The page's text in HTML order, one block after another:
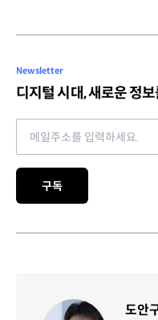
Newsletter
디지털 시대, 새로운 정
Email address
구독
도안